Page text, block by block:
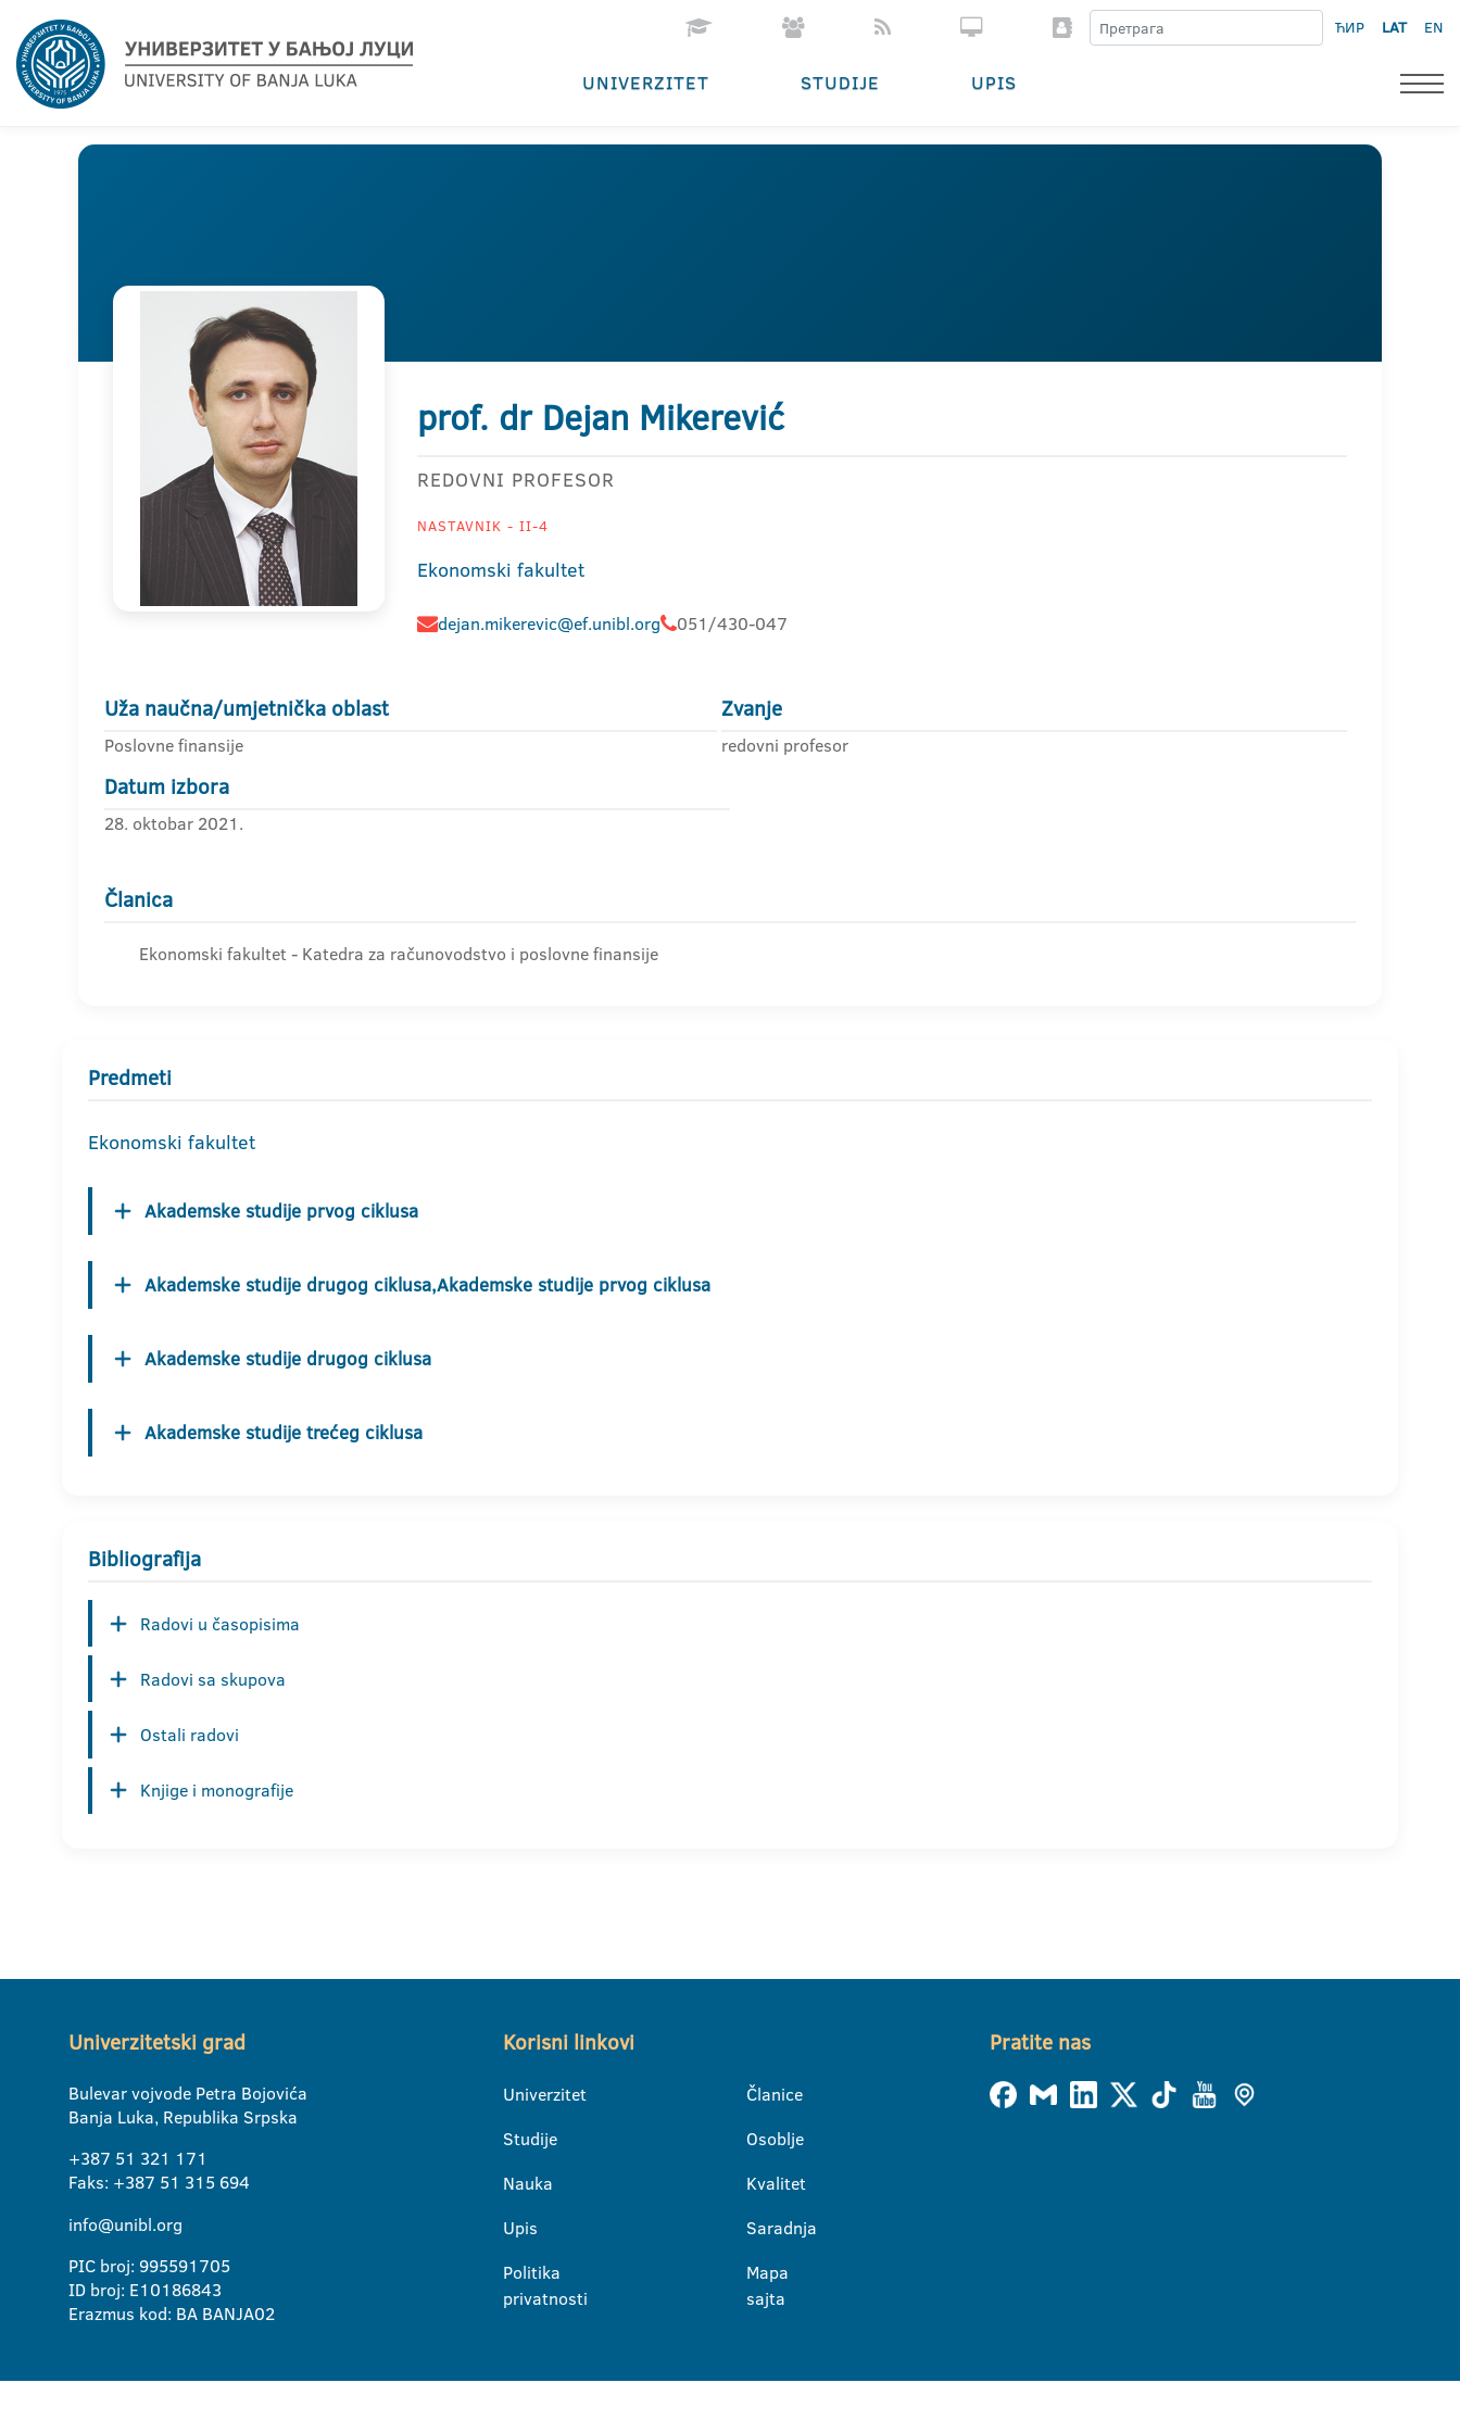
ЋИР LAT EN
UNIVERZITET STUDIJE UPIS
prof. dr Dejan Mikerević
REDOVNI PROFESOR
NASTAVNIK - II-4
Ekonomski fakultet
dejan.mikerevic@ef.unibl.org 051/430-047
Uža naučna/umjetnička oblast
Poslovne finansije
Zvanje
redovni profesor
Datum izbora
28. oktobar 2021.
Članica
Ekonomski fakultet - Katedra za računovodstvo i poslovne finansije
Predmeti
Ekonomski fakultet
Akademske studije prvog ciklusa
Akademske studije drugog ciklusa,Akademske studije prvog ciklusa
Akademske studije drugog ciklusa
Akademske studije trećeg ciklusa
Bibliografija
Radovi u časopisima
Radovi sa skupova
Ostali radovi
Knjige i monografije
Univerzitetski grad
Bulevar vojvode Petra Bojovića
Banja Luka, Republika Srpska
+387 51 321 171
Faks: +387 51 315 694
info@unibl.org
PIC broj: 995591705
ID broj: E10186843
Erazmus kod: BA BANJA02
Korisni linkovi
Univerzitet
Studije
Nauka
Upis
Politika
privatnosti
Članice
Osoblje
Kvalitet
Saradnja
Mapa
sajta
Pratite nas